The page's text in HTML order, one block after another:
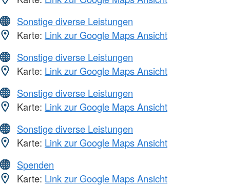
Sonstige diverse Leistungen
Karte: Link zur Google Maps Ansicht
Sonstige diverse Leistungen
Karte: Link zur Google Maps Ansicht
Sonstige diverse Leistungen
Karte: Link zur Google Maps Ansicht
Sonstige diverse Leistungen
Karte: Link zur Google Maps Ansicht
Spenden
Karte: Link zur Google Maps Ansicht